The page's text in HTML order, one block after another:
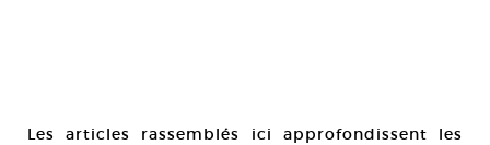
Les articles rassemblés ici approfondissent les